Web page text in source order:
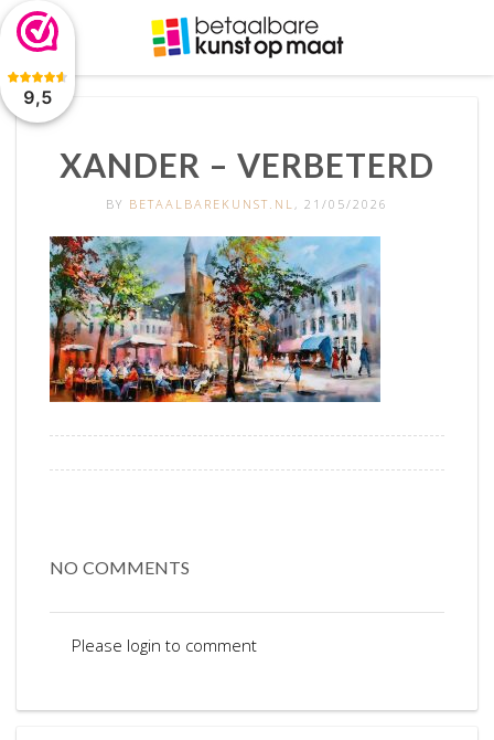
9,5
XANDER – VERBETERD
BY BETAALBAREKUNST.NL , 21/05/2026
NO COMMENTS
Please login to comment
De waardering van www.betaalbarekunst.nl bij
is 9.5/10 gebaseerd op 2045 reviews.